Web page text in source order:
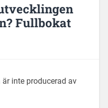
Fullbokat
inte producerad av